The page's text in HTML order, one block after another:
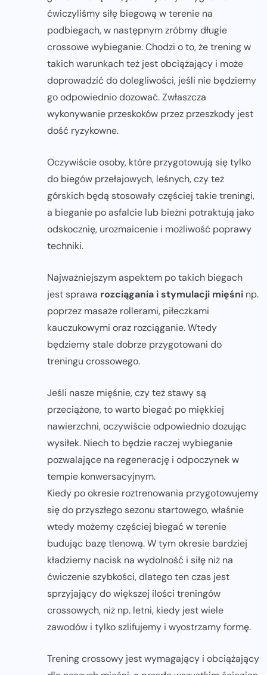
ćwiczyliśmy siłę biegową w terenie na
podbiegach, w następnym zróbmy długie
crossowe wybieganie. Chodzi o to, że trening w
takich warunkach też jest obciążający i może
doprowadzić do dolegliwości, jeśli nie będziemy
go odpowiednio dozować. Zwłaszcza
wykonywanie przeskoków przez przeszkody jest
dość ryzykowne.
Oczywiście osoby, które przygotowują się tylko
do biegów przełajowych, leśnych, czy też
górskich będą stosowały częściej takie treningi,
a bieganie po asfalcie lub bieżni potraktują jako
odskocznię, urozmaicenie i możliwość poprawy
techniki.
Najważniejszym aspektem po takich biegach
jest sprawa rozciągania i stymulacji mięśni np.
poprzez masaże rollerami, piłeczkami
kauczukowymi oraz rozciąganie. Wtedy
będziemy stale dobrze przygotowani do
treningu crossowego.
Jeśli nasze mięśnie, czy też stawy są
przeciążone, to warto biegać po miękkiej
nawierzchni, oczywiście odpowiednio dozując
wysiłek. Niech to będzie raczej wybieganie
pozwalające na regenerację i odpoczynek w
tempie konwersacyjnym.
Kiedy po okresie roztrenowania przygotowujemy
się do przyszłego sezonu startowego, właśnie
wtedy możemy częściej biegać w terenie
budując bazę tlenową. W tym okresie bardziej
kładziemy nacisk na wydolność i siłę niż na
ćwiczenie szybkości, dlatego ten czas jest
sprzyjający do większej ilości treningów
crossowych, niż np. letni, kiedy jest wiele
zawodów i tylko szlifujemy i wyostrzamy formę.
Trening crossowy jest wymagający i obciążający